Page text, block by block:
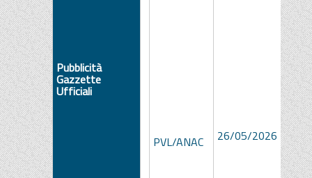
Pubblicità
Gazzette
Ufficiali
PVL/ANAC 26/05/2026